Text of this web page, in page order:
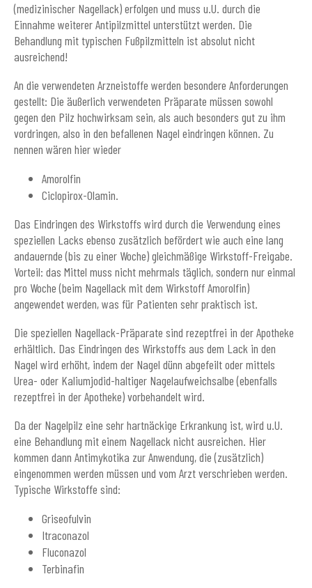
(medizinischer Nagellack) erfolgen und muss u.U. durch die
Einnahme weiterer Antipilzmittel unterstützt werden. Die
Behandlung mit typischen Fußpilzmitteln ist absolut nicht
ausreichend!
An die verwendeten Arzneistoffe werden besondere Anforderungen
gestellt: Die äußerlich verwendeten Präparate müssen sowohl
gegen den Pilz hochwirksam sein, als auch besonders gut zu ihm
vordringen, also in den befallenen Nagel eindringen können. Zu
nennen wären hier wieder
Amorolfin
Ciclopirox-Olamin.
Das Eindringen des Wirkstoffs wird durch die Verwendung eines
speziellen Lacks ebenso zusätzlich befördert wie auch eine lang
andauernde (bis zu einer Woche) gleichmäßige Wirkstoff-Freigabe.
Vorteil: das Mittel muss nicht mehrmals täglich, sondern nur einmal
pro Woche (beim Nagellack mit dem Wirkstoff Amorolfin)
angewendet werden, was für Patienten sehr praktisch ist.
Die speziellen Nagellack-Präparate sind rezeptfrei in der Apotheke
erhältlich. Das Eindringen des Wirkstoffs aus dem Lack in den
Nagel wird erhöht, indem der Nagel dünn abgefeilt oder mittels
Urea- oder Kaliumjodid-haltiger Nagelaufweichsalbe (ebenfalls
rezeptfrei in der Apotheke) vorbehandelt wird.
Da der Nagelpilz eine sehr hartnäckige Erkrankung ist, wird u.U.
eine Behandlung mit einem Nagellack nicht ausreichen. Hier
kommen dann Antimykotika zur Anwendung, die (zusätzlich)
eingenommen werden müssen und vom Arzt verschrieben werden.
Typische Wirkstoffe sind:
Griseofulvin
Itraconazol
Fluconazol
Terbinafin